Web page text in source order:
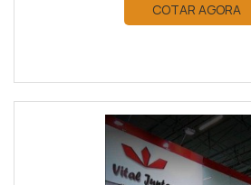
COTAR AGORA